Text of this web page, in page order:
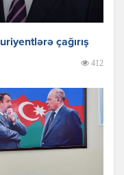
çağırış
412